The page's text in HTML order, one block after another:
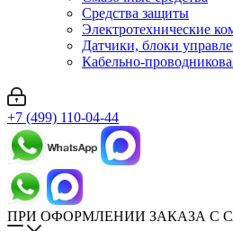
Средства защиты
Электротехнические
Датчики, блоки
Кабельно-
+7 (499) 110-04-44
ПРИ ОФОРМЛЕНИИ ЗАКАЗА С